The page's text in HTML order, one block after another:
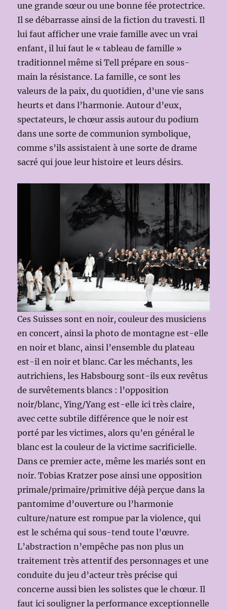
une grande sœur ou une bonne fée protectrice.
Il se débarrasse ainsi de la fiction du travesti. Il
lui faut afficher une vraie famille avec un vrai
enfant, il lui faut le « tableau de famille »
traditionnel même si Tell prépare en sous-
main la résistance. La famille, ce sont les
valeurs de la paix, du quotidien, d’une vie sans
heurts et dans l’harmonie. Autour d’eux,
spectateurs, le chœur assis autour du podium
dans une sorte de communion symbolique,
comme s’ils assistaient à une sorte de drame
sacré qui joue leur histoire et leurs désirs.
Ces Suisses sont en noir, couleur des musiciens
en concert, ainsi la photo de montagne est-elle
en noir et blanc, ainsi l’ensemble du plateau
est-il en noir et blanc. Car les méchants, les
autrichiens, les Habsbourg sont-ils eux revêtus
de survêtements blancs : l’opposition
noir/blanc, Ying/Yang est-elle ici très claire,
avec cette subtile différence que le noir est
porté par les victimes, alors qu’en général le
blanc est la couleur de la victime sacrificielle.
Dans ce premier acte, même les mariés sont en
noir. Tobias Kratzer pose ainsi une opposition
primale/primaire/primitive déjà perçue dans la
pantomime d’ouverture ou l’harmonie
culture/nature est rompue par la violence, qui
est le schéma qui sous-tend toute l’œuvre.
L’abstraction n’empêche pas non plus un
traitement très attentif des personnages et une
conduite du jeu d’acteur très précise qui
concerne aussi bien les solistes que le chœur. Il
faut ici souligner la performance exceptionnelle